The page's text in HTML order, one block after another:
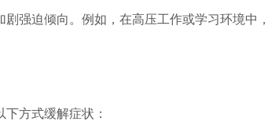
强迫倾向。例如，在高压工作或学习环境中
方式缓解症状：